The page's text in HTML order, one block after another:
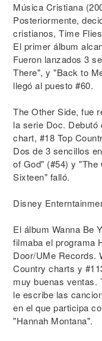
Música Cristiana
Posteriormente,
cristianos, Time
El primer álbum
Fueron lanzados 3
There", y "Back to
llegó al puesto #60.
The Other Side, fue
la serie Doc. Debutó
chart, #18 Top
Dos de 3 sencillos
of God" (#54) y "The
Sixteen" falló.
Disney
El álbum Wanna Be
filmaba el programa
Door/UMe Records.
Country charts y
muy buenas ventas.
le escribe las
en el que participa
"Hannah Montana".